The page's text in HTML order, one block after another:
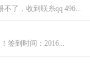
不了，收到联糸qq 496...
签到时间：2016...